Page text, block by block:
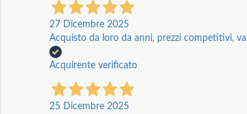
27 Dicembre 2025
Acquisto da loro da anni, prezzi competitivi,
Acquirente verificato
25 Dicembre 2025